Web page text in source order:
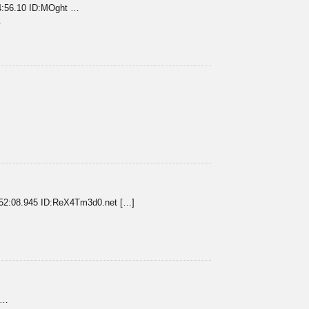
ID:MOght …
.
ID:ReX4Tm3d0.net […]
…